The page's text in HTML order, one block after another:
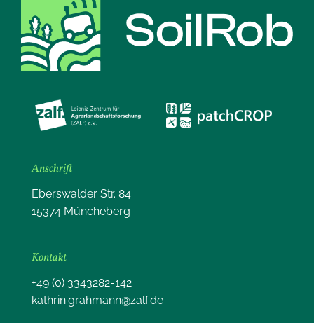
Anschrift
Eberswalder Str. 84
15374 Müncheberg
Kontakt
+49 (0) 3343282-142
kathrin.grahmann@zalf.de